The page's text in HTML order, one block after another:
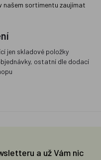
našem sortimentu zaujímat
jen skladové položky
ostatní dle dodací
a už Vám nic